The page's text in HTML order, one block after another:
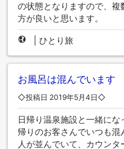
の状態となりますので、複
方が良いと思います。
ひとり旅
お風呂は混んでいます
◇投稿日 2019年5月4日◇
日帰り温泉施設と一緒に
帰りのお客さんでいつも
人が並んでいて、カウン